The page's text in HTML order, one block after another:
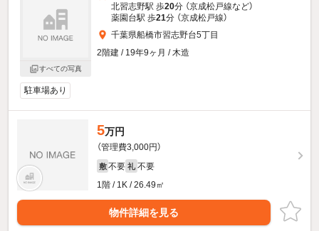
すべての写真
北習志野駅 歩20分 （京成松戸線など）
薬園台駅 歩21分 （京成松戸線）
千葉県船橋市習志野台5丁目
2階建 / 19年9ヶ月 / 木造
駐車場あり
5万円
（管理費3,000円）
敷 不要 礼 不要
1階 / 1K / 26.49㎡
物件詳細を見る